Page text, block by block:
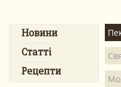
Новини
Статті
Рецепти